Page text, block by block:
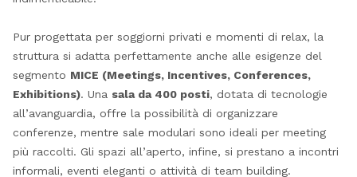
Pur progettata per soggiorni privati e momenti di relax, la
struttura si adatta perfettamente anche alle esigenze del
segmento MICE (Meetings, Incentives, Conferences,
Exhibitions). Una sala da 400 posti, dotata di tecnologie
all’avanguardia, offre la possibilità di organizzare
conferenze, mentre sale modulari sono ideali per meeting
più raccolti. Gli spazi all’aperto, infine, si prestano a incontri
informali, eventi eleganti o attività di team building.